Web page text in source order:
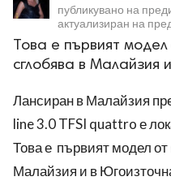
публикувано на
актуализиран на
Това е първият
сглобява в Малайзия
Лансиран в Малайзия
line 3.0 TFSI quattro е
Това е първият модел от
Малайзия и в